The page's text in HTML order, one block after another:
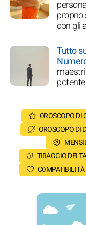
proprio
con gli
Tutto
OROSCOPO DI
OROSCOPO DI
TIRAGGIO DEI
COMPATIBILITÀ